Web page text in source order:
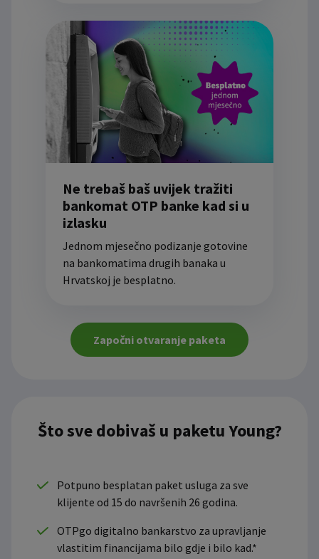
Ne trebaš baš uvijek tražiti
bankomat OTP banke kad si u
izlasku
Jednom mjesečno podizanje gotovine
na bankomatima drugih banaka u
Hrvatskoj je besplatno.
Započni otvaranje paketa
Što sve dobivaš u paketu Young?
Potpuno besplatan paket usluga za sve
klijente od 15 do navršenih 26 godina.
OTPgo digitalno bankarstvo za upravljanje
vlastitim financijama bilo gdje i bilo kad.*